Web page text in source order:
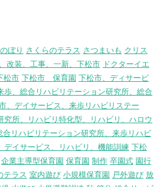
ぼり さくらのテラス さつまいも クリス
改装、工事、一新、下松市 ドクターイエ
松市 下松市 保育園 下松市、ディサービ
歩、総合リハビリテーション研究所、総合
、デイサービス、来歩リハビリステー
所、リハビリ特化型、リハビリ、ハロウ
合リハビリテーション研究所、来歩リハビ
デイサービス、リハビリ、機能訓練 下松
企業主導型保育園 保育園 制作 卒園式 園行
テラス 室内遊び 小規模保育園 戸外遊び 放